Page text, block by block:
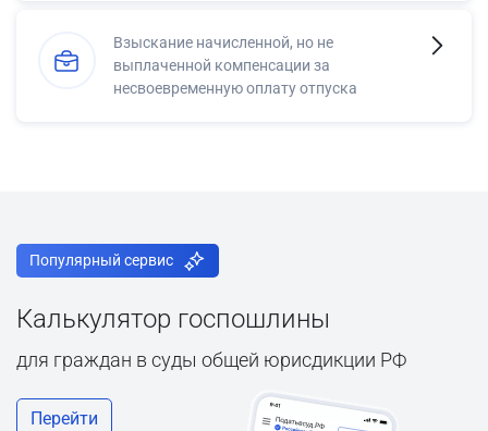
Взыскание начисленной, но не
выплаченной компенсации за
несвоевременную оплату отпуска
Популярный сервис
Калькулятор госпошлины
для граждан в суды общей юрисдикции РФ
Перейти